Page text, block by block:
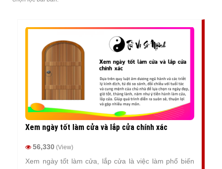
Xem ngày tốt làm cửa và lắp cửa chính xác
56,330 (View)
Xem ngày tốt làm cửa, lắp cửa là việc làm phổ biến